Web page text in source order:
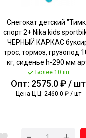
Снегокат детский
спорт 2+ Nika kids
ЧЕРНЫЙ КАРКАС
трос, тормоз, грузопод
кг, сиденье h-290 мм
ТС2+/SB NIKA [1]
Более 10 шт
Опт: 2575.0 ₽ / шт
Цена Ц-Ц: 2460.0 ₽ / шт